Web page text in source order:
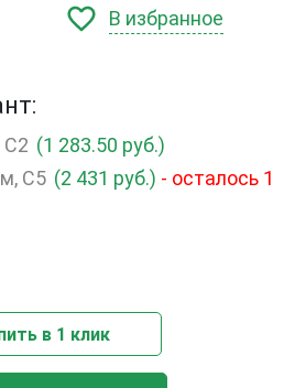
В избранное
С2 (1 283.50 руб.)
С5 (2 431 руб.) - осталось 1
в 1 клик